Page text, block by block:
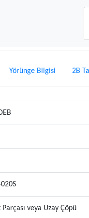
Yörünge Bilgisi 2B
Parçası veya Uzay Çöpü